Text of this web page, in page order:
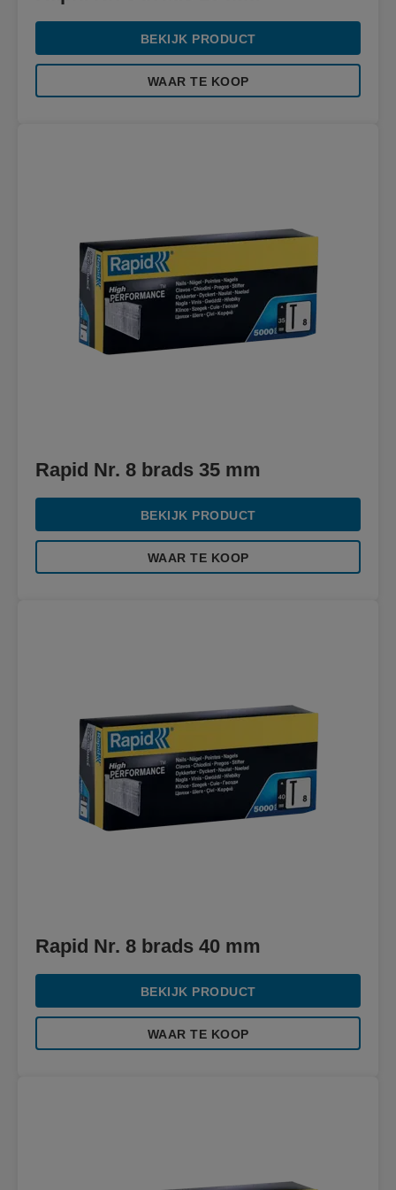
BEKIJK PRODUCT
WAAR TE KOOP
Rapid Nr. 8 brads 35 mm
BEKIJK PRODUCT
WAAR TE KOOP
Rapid Nr. 8 brads 40 mm
BEKIJK PRODUCT
WAAR TE KOOP